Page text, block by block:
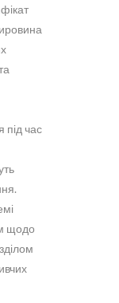
під час
щодо